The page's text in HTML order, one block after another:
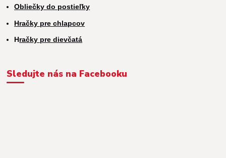
Obliečky do postieľky
Hračky pre chlapcov
Hračky pre dievčatá
Sledujte nás na Facebooku